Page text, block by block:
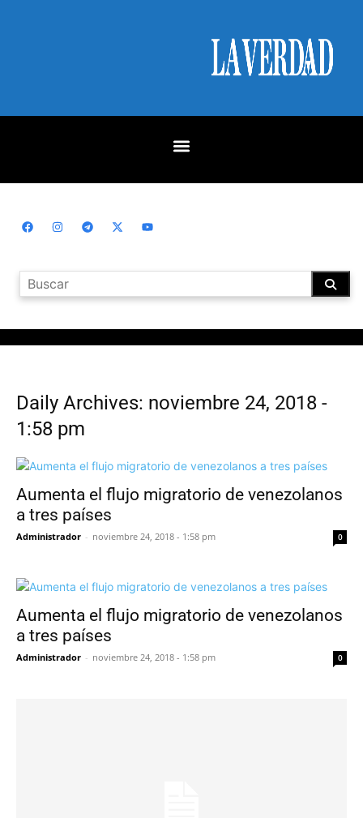
Daily Archives: noviembre 24, 2018 -
1:58 pm
Aumenta el flujo migratorio de venezolanos
a tres países
Administrador - noviembre 24, 2018 - 1:58 pm 0
Aumenta el flujo migratorio de venezolanos
a tres países
Administrador - noviembre 24, 2018 - 1:58 pm 0